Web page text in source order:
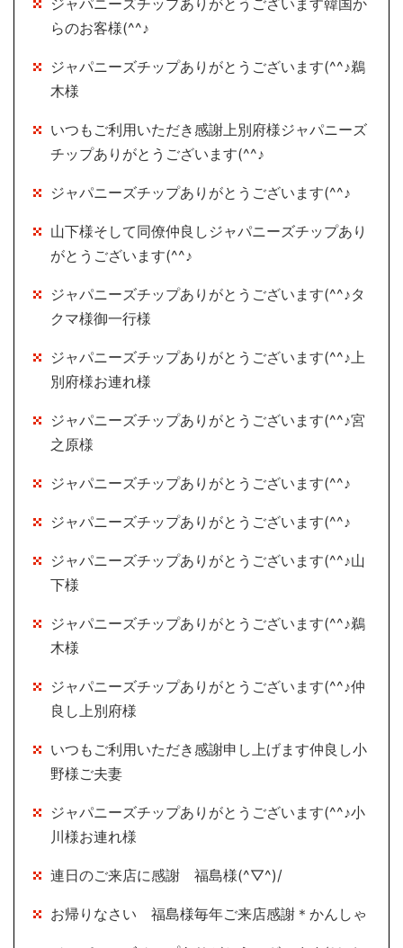
ジャパニーズチップありがとうございます韓国か
らのお客様(^^♪
ジャパニーズチップありがとうございます(^^♪鵜
木様
いつもご利用いただき感謝上別府様ジャパニーズ
チップありがとうございます(^^♪
ジャパニーズチップありがとうございます(^^♪
山下様そして同僚仲良しジャパニーズチップあり
がとうございます(^^♪
ジャパニーズチップありがとうございます(^^♪タ
クマ様御一行様
ジャパニーズチップありがとうございます(^^♪上
別府様お連れ様
ジャパニーズチップありがとうございます(^^♪宮
之原様
ジャパニーズチップありがとうございます(^^♪
ジャパニーズチップありがとうございます(^^♪
ジャパニーズチップありがとうございます(^^♪山
下様
ジャパニーズチップありがとうございます(^^♪鵜
木様
ジャパニーズチップありがとうございます(^^♪仲
良し上別府様
いつもご利用いただき感謝申し上げます仲良し小
野様ご夫妻
ジャパニーズチップありがとうございます(^^♪小
川様お連れ様
連日のご来店に感謝 福島様(^▽^)/
お帰りなさい 福島様毎年ご来店感謝＊かんしゃ